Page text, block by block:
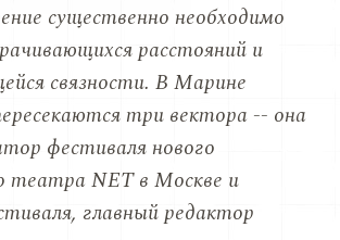
существенно необходимо
расстояний и
связности. В Марине
три вектора -- она
фестиваля нового
театра NET в Москве и
главный редактор